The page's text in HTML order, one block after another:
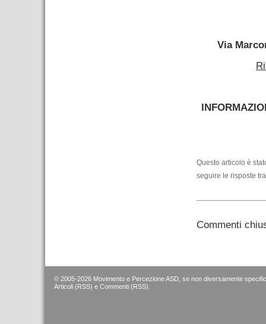
Via
Questo articolo è
seguire le risposte
Commenti
© 2005-2026 Movimento e Percezione ASD, se non diversamente
Articoli (RSS) e Commenti (RSS)